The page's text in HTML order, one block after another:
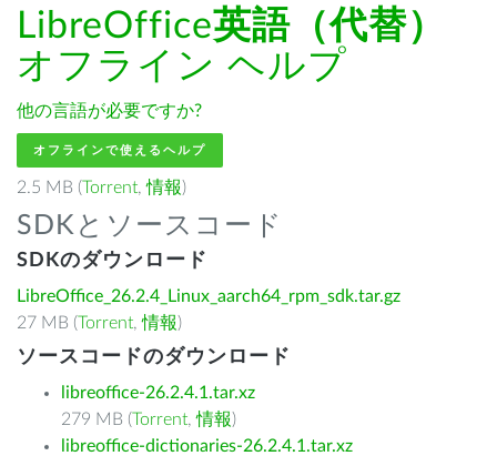
LibreOffice英語（代替）
オフライン ヘルプ
他の言語が必要ですか?
オフラインで使えるヘルプ
2.5 MB (Torrent,情報)
SDKとソースコード
SDKのダウンロード
LibreOffice_26.2.4_Linux_aarch64_rpm_sdk.tar.gz
27 MB (Torrent,情報)
ソースコードのダウンロード
libreoffice-26.2.4.1.tar.xz
279 MB (Torrent,情報)
libreoffice-dictionaries-26.2.4.1.tar.xz